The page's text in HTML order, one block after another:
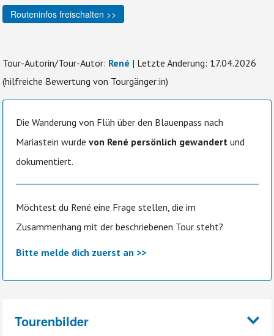
Routeninfos freischalten >>
Tour-Autorin/Tour-Autor: René | Letzte Änderung: 17.04.2026
(hilfreiche Bewertung von Tourgänger:in)
Die Wanderung von Flüh über den Blauenpass nach
Mariastein wurde von René persönlich gewandert und
dokumentiert.
Möchtest du René eine Frage stellen, die im
Zusammenhang mit der beschriebenen Tour steht?
Bitte melde dich zuerst an >>
Tourenbilder